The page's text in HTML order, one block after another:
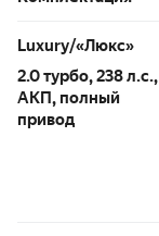
Luxury/«Люкс»
2.0 турбо, 238 л.с.,
АКП, полный
привод